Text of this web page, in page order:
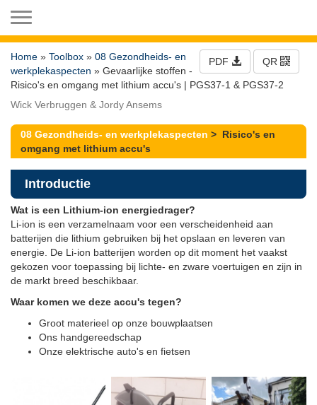
PDF QR
Home » Toolbox » 08 Gezondheids- en
werkplekaspecten » Gevaarlijke stoffen -
Risico's en omgang met lithium accu's | PGS37-1 & PGS37-2
Wick Verbruggen & Jordy Ansems
08 Gezondheids- en werkplekaspecten > Risico's en
omgang met lithium accu's
Introductie
Wat is een Lithium-ion energiedrager?
Li-ion is een verzamelnaam voor een verscheidenheid aan
batterijen die lithium gebruiken bij het opslaan en leveren van
energie. De Li-ion batterijen worden op dit moment het vaakst
gekozen voor toepassing bij lichte- en zware voertuigen en zijn in
de markt breed beschikbaar.
Waar komen we deze accu's tegen?
Groot materieel op onze bouwplaatsen
Ons handgereedschap
Onze elektrische auto's en fietsen